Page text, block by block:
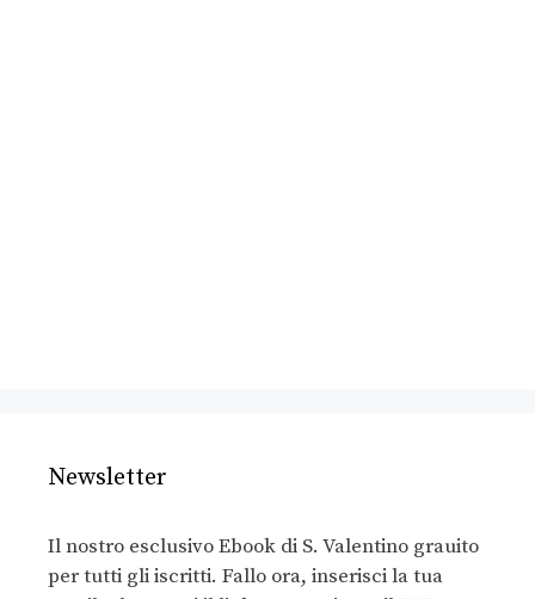
Newsletter
Il nostro esclusivo Ebook di S. Valentino grauito
per tutti gli iscritti. Fallo ora, inserisci la tua